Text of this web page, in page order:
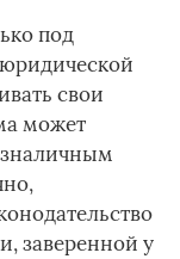
под
свои
может
заверенной у